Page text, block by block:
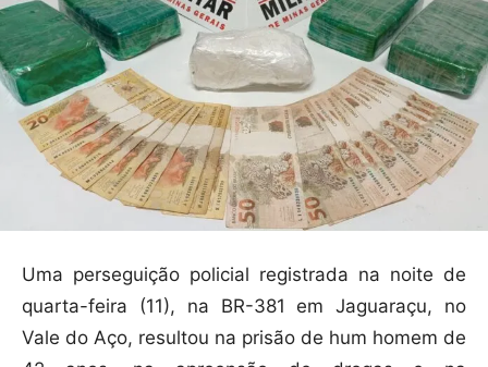
Uma perseguição policial registrada na noite de
quarta-feira (11), na BR-381 em Jaguaraçu, no
Vale do Aço, resultou na prisão de hum homem de